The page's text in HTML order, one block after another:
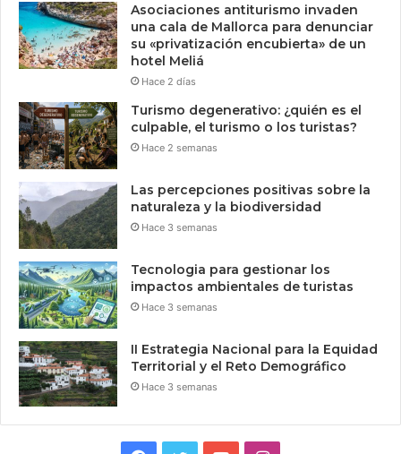
Asociaciones antiturismo invaden
una cala de Mallorca para denunciar
su «privatización encubierta» de un
hotel Meliá
Hace 2 días
Turismo degenerativo: ¿quién es el
culpable, el turismo o los turistas?
Hace 2 semanas
Las percepciones positivas sobre la
naturaleza y la biodiversidad
Hace 3 semanas
Tecnologia para gestionar los
impactos ambientales de turistas
Hace 3 semanas
II Estrategia Nacional para la Equidad
Territorial y el Reto Demográfico
Hace 3 semanas